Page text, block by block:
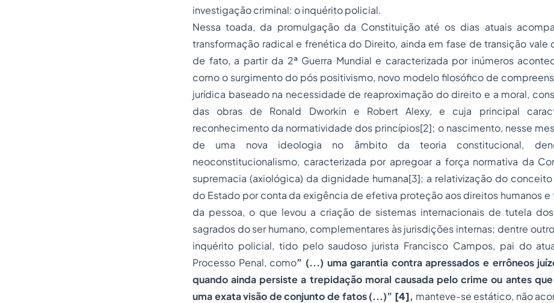
investigação criminal: o inquérito policial.
Nessa toada, da promulgação da Constituição até os dias atuais
transformação radical e frenética do Direito, ainda em fase de transição vale
de fato, a partir da 2ª Guerra Mundial e caracterizada por inúmeros
como o surgimento do pós positivismo, novo modelo filosófico de
jurídica baseado na necessidade de reaproximação do direito e a moral,
das obras de Ronald Dworkin e Robert Alexy, e cuja principal
reconhecimento da normatividade dos princípios[2]; o nascimento, nesse
de uma nova ideologia no âmbito da teoria constitucional,
neoconstitucionalismo, caracterizada por apregoar a força normativa da
supremacia (axiológica) da dignidade humana[3]; a relativização do
do Estado por conta da exigência de efetiva proteção aos direitos humanos e
da pessoa, o que levou a criação de sistemas internacionais de tutela
sagrados do ser humano, complementares às jurisdições internas; dentre
inquérito policial, tido pelo saudoso jurista Francisco Campos, pai do
Processo Penal, como” (...) uma garantia contra apressados e errôneos
quando ainda persiste a trepidação moral causada pelo crime ou antes
uma exata visão de conjunto de fatos (...)” [4], manteve-se estático, não